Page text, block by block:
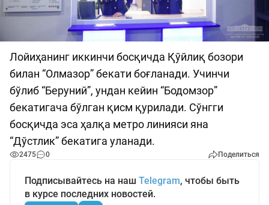
Лойиҳанинг иккинчи босқичда Қўйлиқ бозори
билан “Олмазор” бекати боғланади. Учинчи
бўлиб “Беруний”, ундан кейин “Бодомзор”
бекатигача бўлган қисм қурилади. Сўнгги
босқичда эса ҳалқа метро линияси яна
“Дўстлик” бекатига уланади.
2475 0 Поделиться
Подписывайтесь на наш Telegram, чтобы быть
в курсе последних новостей.